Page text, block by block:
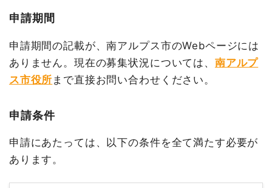
申請期間
申請期間の記載が、南アルプス市のWebページには
ありません。現在の募集状況については、 南アルプ
ス市役所 まで直接お問い合わせください。
申請条件
申請にあたっては、以下の条件を全て満たす必要が
あります。